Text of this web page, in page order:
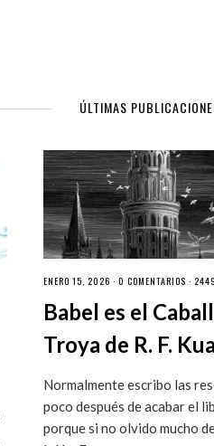
ÚLTIMAS
ENERO 15, 2026 ·0 COMENTARIOS ·
Babel es el
Troya de R. F.
Normalmente escribo las
poco después de acabar el
porque si no olvido mucho